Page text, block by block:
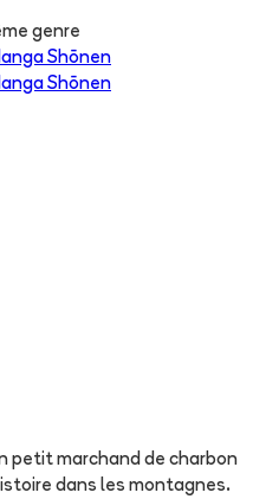
genre
Shōnen
Shōnen
petit marchand de charbon
dans les montagnes.